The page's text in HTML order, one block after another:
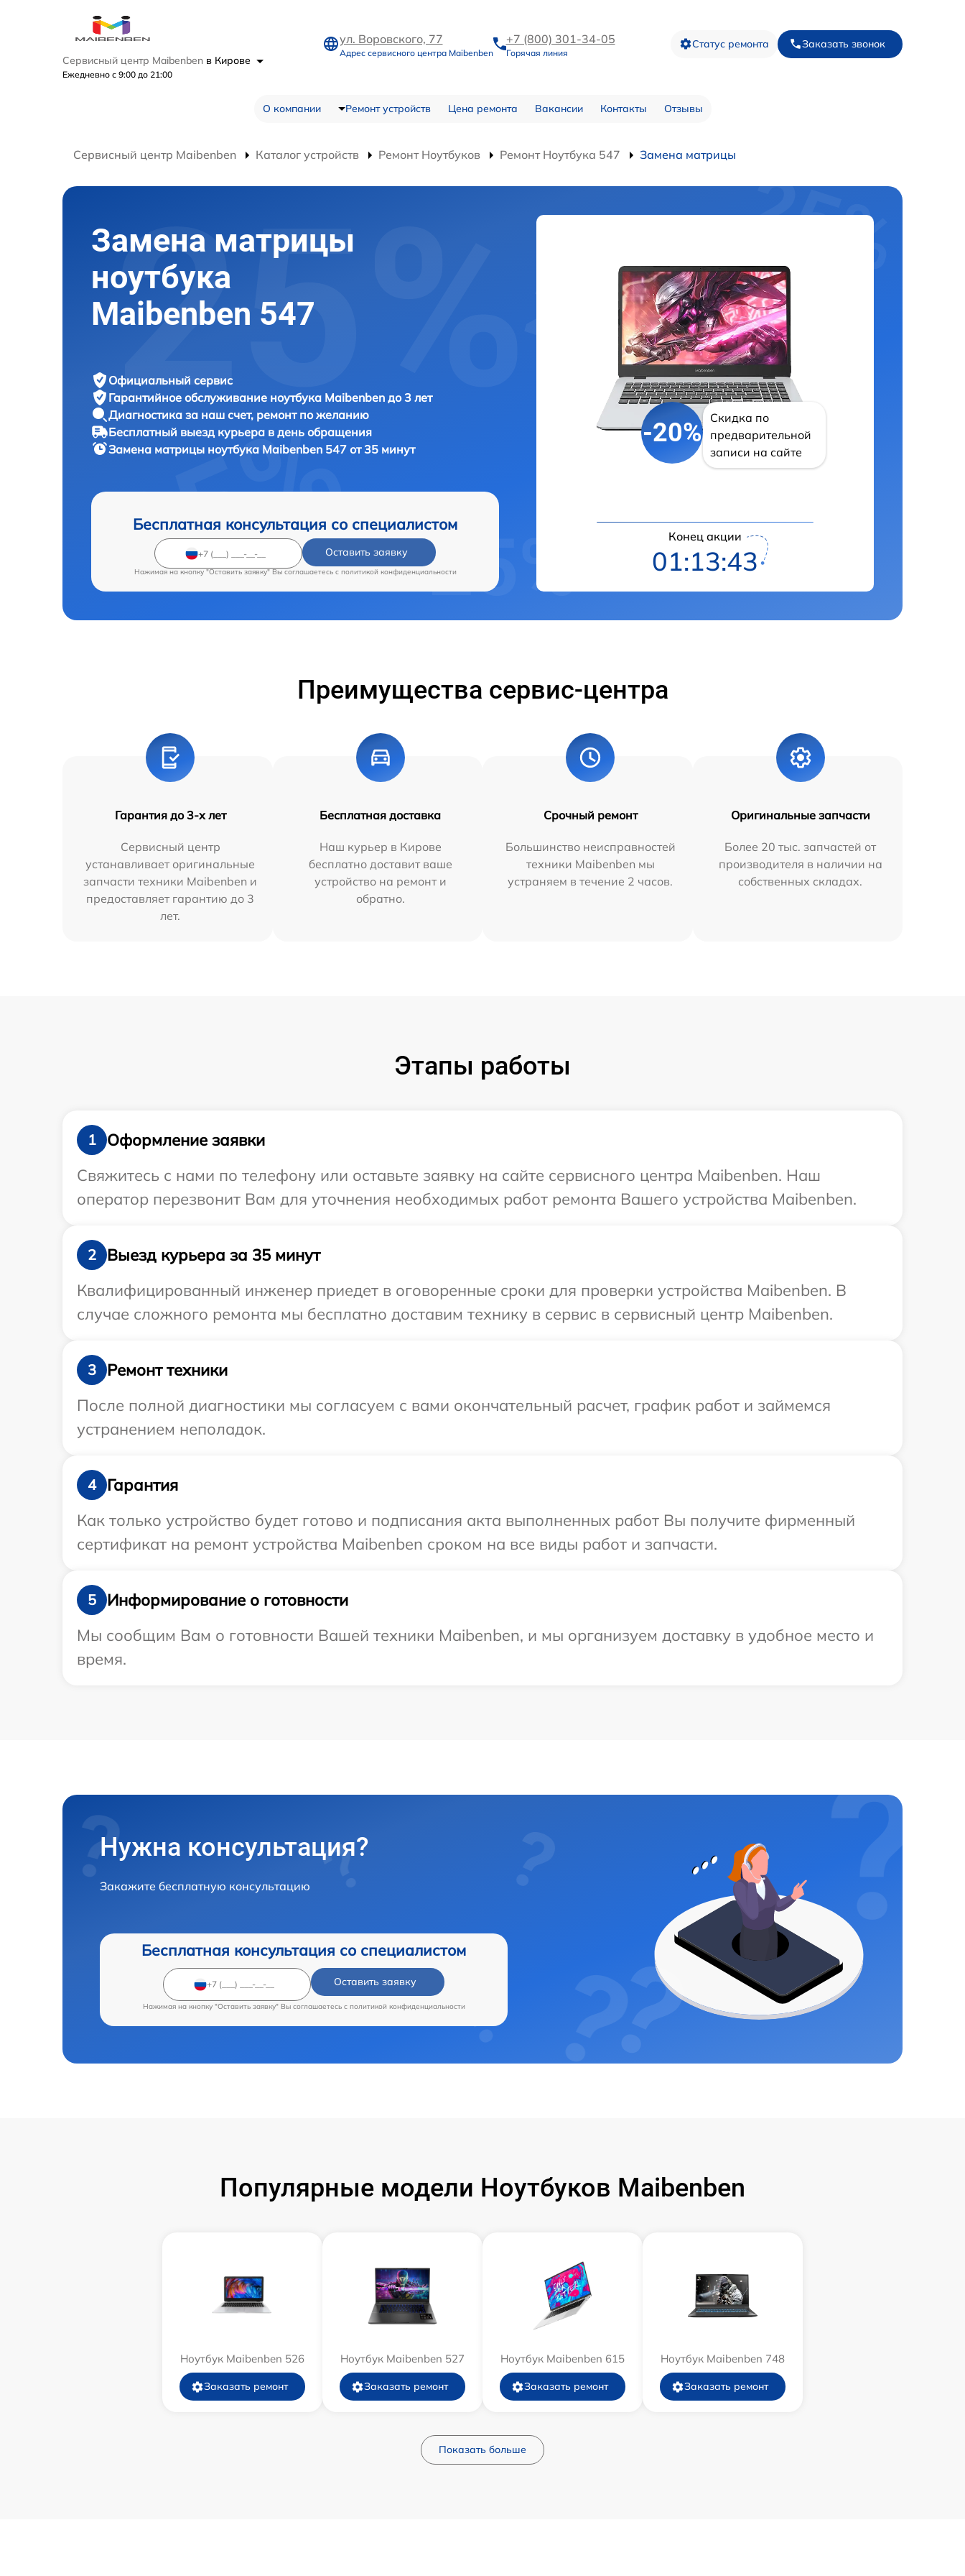
Сервисный центр Maibenben в Кирове
Ежедневно с 9:00 до 21:00
ул. Воровского, 77
Адрес сервисного центра Maibenben
+7 (800) 301-34-05
Горячая линия
Статус ремонта Заказать звонок
О компании Ремонт устройств Цена ремонта Вакансии Контакты Отзывы
Сервисный центр Maibenben Каталог устройств Ремонт Ноутбуков Ремонт Ноутбука 547 Замена матрицы
Замена матрицы
ноутбука
Maibenben 547
Официальный сервис
Гарантийное обслуживание ноутбука Maibenben до 3 лет
Диагностика за наш счет, ремонт по желанию
Бесплатный выезд курьера в день обращения
Замена матрицы ноутбука Maibenben 547 от 35 минут
Бесплатная консультация со специалистом
Оставить заявку
Нажимая на кнопку "Оставить заявку" Вы соглашаетесь c политикой конфиденциальности
-20%
Скидка по
предварительной
записи на сайте
Конец акции
01:13:42
Преимущества сервис-центра
Гарантия до 3-х лет
Сервисный центр
устанавливает оригинальные
запчасти техники Maibenben и
предоставляет гарантию до 3
лет.
Бесплатная доставка
Наш курьер в Кирове
бесплатно доставит ваше
устройство на ремонт и
обратно.
Срочный ремонт
Большинство неисправностей
техники Maibenben мы
устраняем в течение 2 часов.
Оригинальные запчасти
Более 20 тыс. запчастей от
производителя в наличии на
собственных складах.
Этапы работы
1
Оформление заявки
Свяжитесь с нами по телефону или оставьте заявку на сайте сервисного центра Maibenben. Наш
оператор перезвонит Вам для уточнения необходимых работ ремонта Вашего устройства Maibenben.
2
Выезд курьера за 35 минут
Квалифицированный инженер приедет в оговоренные сроки для проверки устройства Maibenben. В
случае сложного ремонта мы бесплатно доставим технику в сервис в сервисный центр Maibenben.
3
Ремонт техники
После полной диагностики мы согласуем с вами окончательный расчет, график работ и займемся
устранением неполадок.
4
Гарантия
Как только устройство будет готово и подписания акта выполненных работ Вы получите фирменный
сертификат на ремонт устройства Maibenben сроком на все виды работ и запчасти.
5
Информирование о готовности
Мы сообщим Вам о готовности Вашей техники Maibenben, и мы организуем доставку в удобное место и
время.
Нужна консультация?
Закажите бесплатную консультацию
Бесплатная консультация со специалистом
Оставить заявку
Нажимая на кнопку "Оставить заявку" Вы соглашаетесь c политикой конфиденциальности
Популярные модели Ноутбуков Maibenben
Ноутбук Maibenben 526
Заказать ремонт
Ноутбук Maibenben 527
Заказать ремонт
Ноутбук Maibenben 615
Заказать ремонт
Ноутбук Maibenben 748
Заказать ремонт
Показать больше